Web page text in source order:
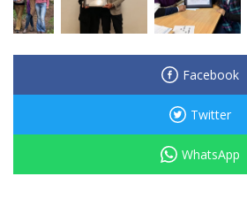
Facebook
Twitter
WhatsApp